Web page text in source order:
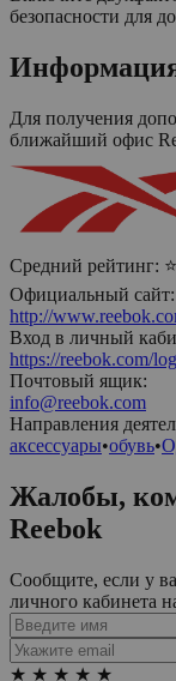
безопасности для
Для получения
ближайший офис
Средний рейтинг:
Официальный сайт:
http://
Вход в личный
https://reebok.com/
Почтовый ящик:
info@reebok.com
Направления
аксессуары•обувь•
Жалобы,
Reebok
Сообщите, если у
личного кабинета
★ ★ ★ ★ ★